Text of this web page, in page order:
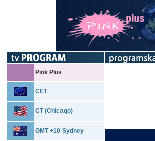
Pink Plus
CET
CT (Chicago)
GMT +10 Sydney